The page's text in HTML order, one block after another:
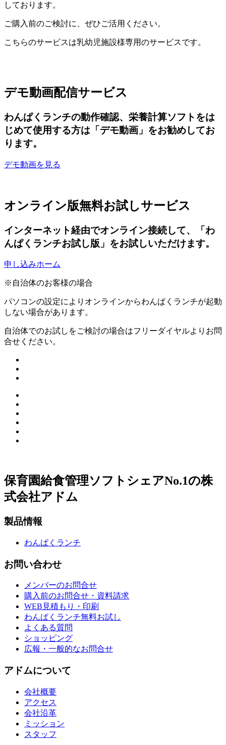
しております。
ご購入前のご検討に、ぜひご活用ください。
こちらのサービスは乳幼児施設様専用のサービスです。
デモ動画配信サービス
わんぱくランチの動作確認、栄養計算ソフトをは
じめて使用する方は 「デモ動画」をお勧めしてお
ります。
デモ動画を見る
オンライン版無料お試しサービス
インターネット経由でオンライン接続して、
「わ
んぱくランチお試し版」をお試しいただけます。
申し込みホーム
※自治体のお客様の場合
パソコンの設定によりオンラインからわんぱくランチが起動
しない場合があります。
自治体でのお試しをご検討の場合はフリーダイヤルよりお問
合せください。
保育園給食管理ソフトシェアNo.1の株
式会社アドム
製品情報
わんぱくランチ
お問い合わせ
メンバーのお問合せ
購入前のお問合せ・資料請求
WEB見積もり・印刷
わんぱくランチ無料お試し
よくある質問
ショッピング
広報・一般的なお問合せ
アドムについて
会社概要
アクセス
会社沿革
ミッション
スタッフ